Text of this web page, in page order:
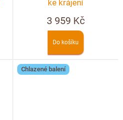
ke krájení
3 959 Kč
Do košíku
Chlazené balení